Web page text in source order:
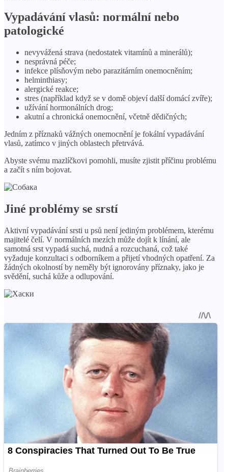
Vypadávání vlasů: normální nebo
patologické
nevyvážená strava (nedostatek vitamínů a minerálů);
nesprávná péče;
infekce plísňovým nebo parazitárním onemocněním;
helminthiasy;
alergické reakce;
stres (například když se v domě objeví další domácí zvíře);
užívání hormonálních drog;
akutní a chronická onemocnění, včetně dědičných;
Jedním z příznaků vážných onemocnění je fokální vypadávání
vlasů, zatímco v jiných oblastech přetrvává.
Abyste svému mazlíčkovi pomohli, musíte zjistit příčinu problému
a začít s ním bojovat.
Jiné problémy se srstí
Aktivní vypadávání srsti u psů není jediným problémem, kterému
majitelé čelí. V normálních mezích může dojít k línání, ale
samotná srst vypadá suchá, nudná a rozcuchaná, což také
vyžaduje konzultaci s odborníkem a přijetí vhodných opatření. Za
žádných okolností by neměly být ignorovány příznaky, jako je
svědění, suchá kůže a odlupování.